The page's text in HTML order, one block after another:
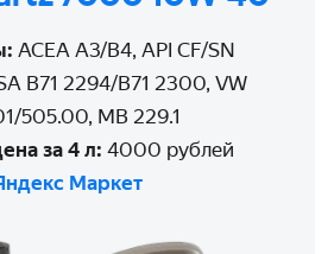
ACEA A3/B4, API CF/SN
B71 2294/B71 2300, VW
505.00, MB 229.1
за 4 л: 4000 рублей
Маркет